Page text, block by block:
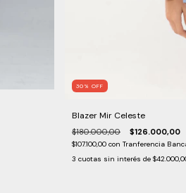
30 % OFF
Blazer Mir Celeste
$180.000,00 $126.000,00
$107.100,00 con Tranferencia
3 cuotas sin interés de